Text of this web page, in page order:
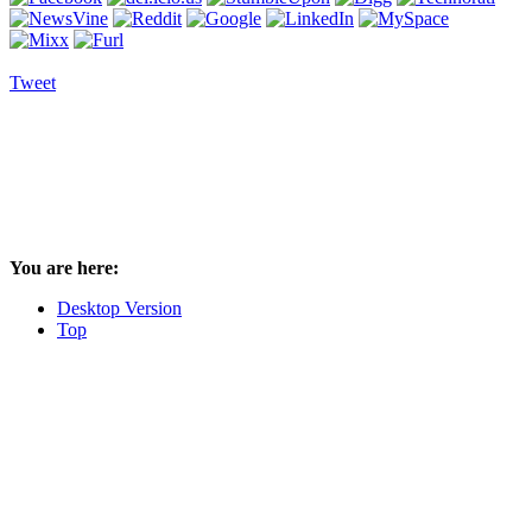
Tweet
You are here:
Desktop Version
Top